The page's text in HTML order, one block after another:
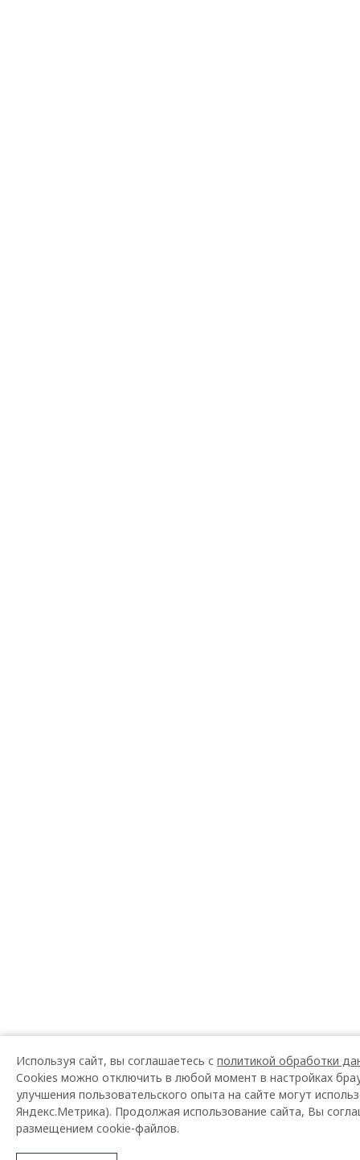
Используя сайт, вы соглашаетесь с политикой обработки
Cookies можно отключить в любой момент в настройках
улучшения пользовательского опыта на сайте могут
Яндекс.Метрика). Продолжая использование сайта, Вы
размещением cookie-файлов.